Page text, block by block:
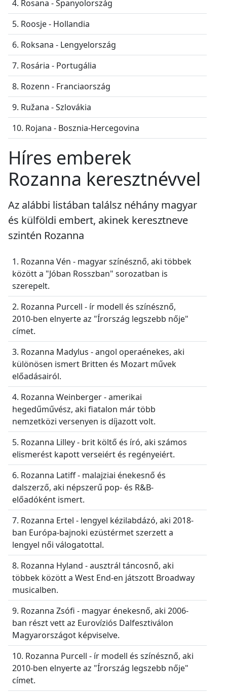
4. Rosana - Spanyolország
5. Roosje - Hollandia
6. Roksana - Lengyelország
7. Rosária - Portugália
8. Rozenn - Franciaország
9. Ružana - Szlovákia
10. Rojana - Bosznia-Hercegovina
Híres emberek
Rozanna keresztnévvel
Az alábbi listában találsz néhány magyar
és külföldi embert, akinek keresztneve
szintén Rozanna
1. Rozanna Vén - magyar színésznő, aki többek
között a "Jóban Rosszban" sorozatban is
szerepelt.
2. Rozanna Purcell - ír modell és színésznő,
2010-ben elnyerte az "Írország legszebb nője"
címet.
3. Rozanna Madylus - angol operaénekes, aki
különösen ismert Britten és Mozart művek
előadásairól.
4. Rozanna Weinberger - amerikai
hegedűművész, aki fiatalon már több
nemzetközi versenyen is díjazott volt.
5. Rozanna Lilley - brit költő és író, aki számos
elismerést kapott verseiért és regényeiért.
6. Rozanna Latiff - malajziai énekesnő és
dalszerző, aki népszerű pop- és R&B-
előadóként ismert.
7. Rozanna Ertel - lengyel kézilabdázó, aki 2018-
ban Európa-bajnoki ezüstérmet szerzett a
lengyel női válogatottal.
8. Rozanna Hyland - ausztrál táncosnő, aki
többek között a West End-en játszott Broadway
musicalben.
9. Rozanna Zsófi - magyar énekesnő, aki 2006-
ban részt vett az Eurovíziós Dalfesztiválon
Magyarországot képviselve.
10. Rozanna Purcell - ír modell és színésznő, aki
2010-ben elnyerte az "Írország legszebb nője"
címet.